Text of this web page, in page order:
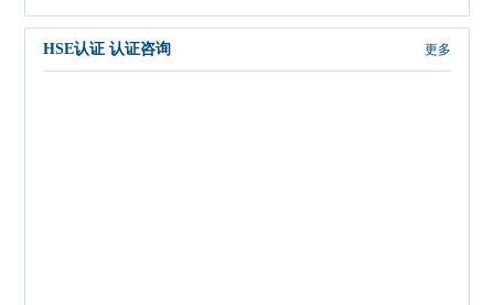
HSE认证 认证咨询 更多